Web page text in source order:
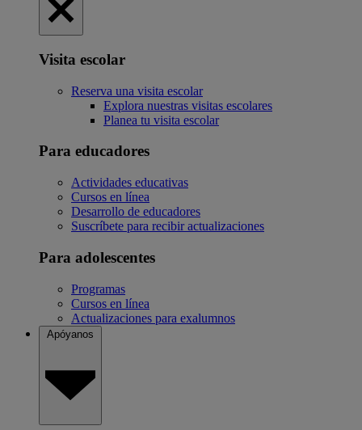
Visita escolar
Reserva una visita escolar
Explora nuestras visitas escolares
Planea tu visita escolar
Para educadores
Actividades educativas
Cursos en línea
Desarrollo de educadores
Suscríbete para recibir actualizaciones
Para adolescentes
Programas
Cursos en línea
Actualizaciones para exalumnos
Apóyanos